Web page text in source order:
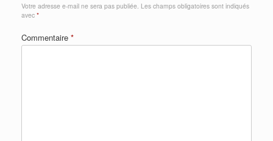
Votre adresse e-mail ne sera pas publiée. Les champs obligatoires sont indiqués
avec *
Commentaire *